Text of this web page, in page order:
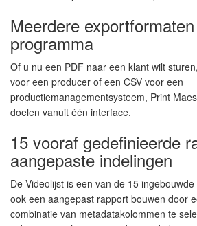
Meerdere
programma
Of u nu een PDF naar een klant wilt
voor een producer of een CSV voor een
productiemanagementsysteem, Print
doelen vanuit één interface.
15 vooraf gedefinieerde
aangepaste indelingen
De Videolijst is een van de 15
ook een aangepast rapport bouwen door
combinatie van metadatakolommen te